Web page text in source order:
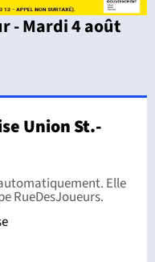
- Mardi 4 août
Union St.-
Elle
RueDesJoueurs.